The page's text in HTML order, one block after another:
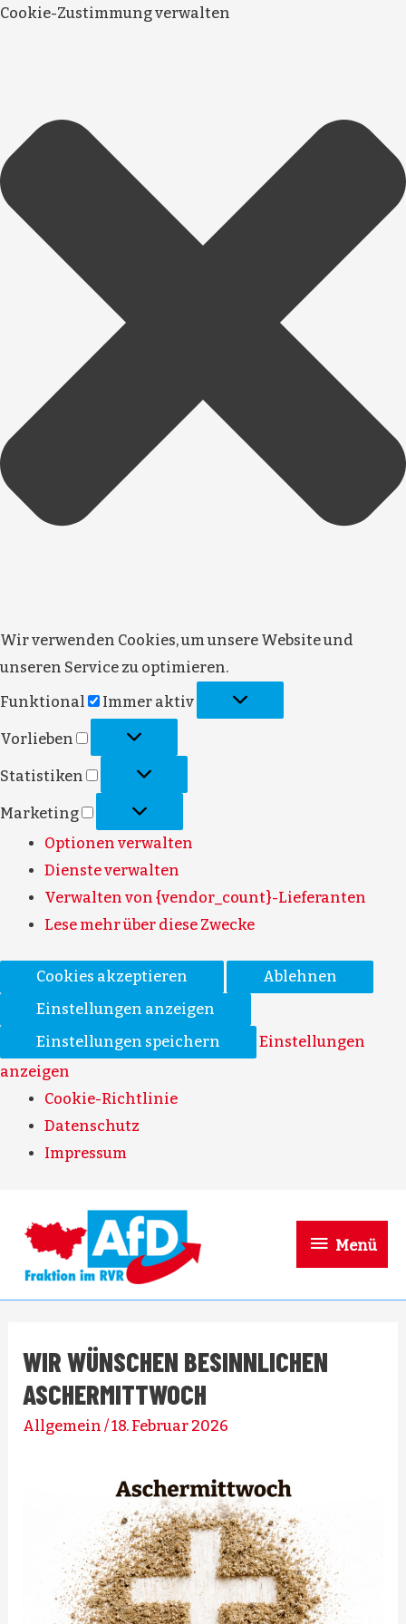
Cookie-Zustimmung verwalten
Wir verwenden Cookies, um unsere Website und
unseren Service zu optimieren.
Funktional
Funktional
Immer aktiv
Vorlieben Vorlieben
Statistiken Statistiken
Marketing Marketing
Optionen verwalten
Dienste verwalten
Verwalten von {vendor_count}-Lieferanten
Lese mehr über diese Zwecke
Cookies akzeptieren
Ablehnen
Einstellungen anzeigen
Einstellungen speichern
Einstellungen
anzeigen
Cookie-Richtlinie
Datenschutz
Impressum
Menü
Menü
WIR WÜNSCHEN BESINNLICHEN
ASCHERMITTWOCH
Allgemein /18. Februar 2026